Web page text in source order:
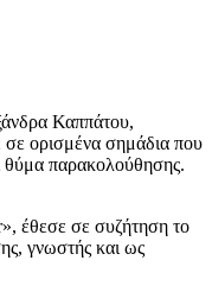
Καππάτου,
ορισμένα σημάδια που
θύμα παρακολούθησης.
έθεσε σε συζήτηση το
γνωστής και ως